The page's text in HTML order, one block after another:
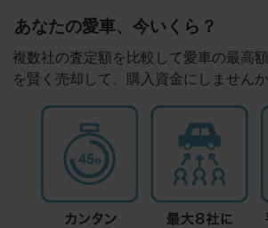
あなたの愛車、今いくら？
複数社の査定額を比較して愛車の最高
を賢く売却して、購入資金にしません